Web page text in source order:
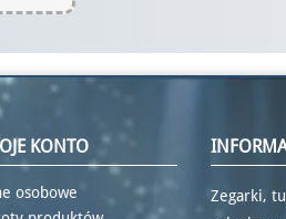
KONTO
osobowe
Zegarki,